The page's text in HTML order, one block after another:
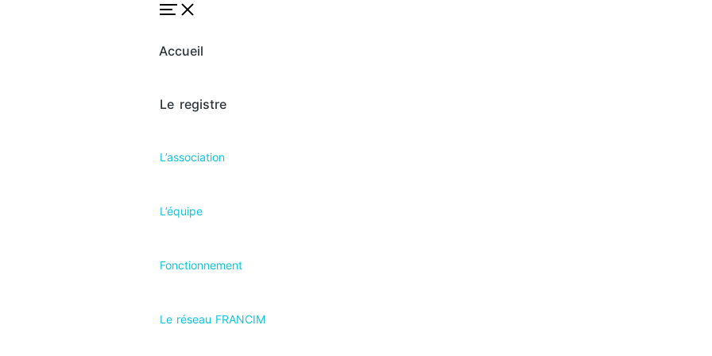
Accueil
Le registre
L’association
L’équipe
Fonctionnement
Le réseau FRANCIM